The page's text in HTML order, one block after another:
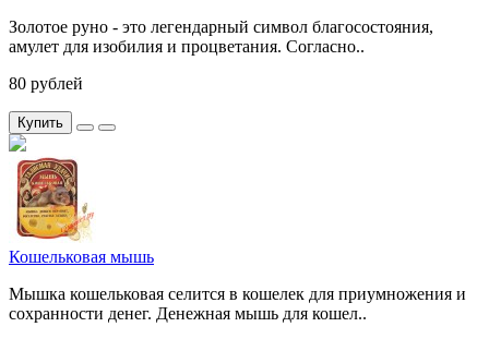
Золотое руно - это легендарный символ благосостояния,
амулет для изобилия и процветания. Согласно..
80 рублей
Купить
Кошельковая мышь
Мышка кошельковая селится в кошелек для приумножения и
сохранности денег. Денежная мышь для кошел..